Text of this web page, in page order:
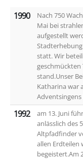
1990
Nach 750
Mai bei
aufgestellt
statt. Wir
geschmückten
stand.Unser
Katharina war
Adventsingens
1992
am 13. Juni
anlässlich des
Altpfadfinder
allen Erdteilen
begeistert.Am